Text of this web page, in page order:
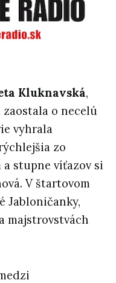
Kluknavská,
o necelú
vyhrala
zo
stupne víťazov si
V štartovom
Jabloničanky,
majstrovstvách